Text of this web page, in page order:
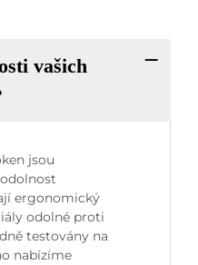
vašich
jsou
ergonomický
odolné proti
testovány na
nabízíme